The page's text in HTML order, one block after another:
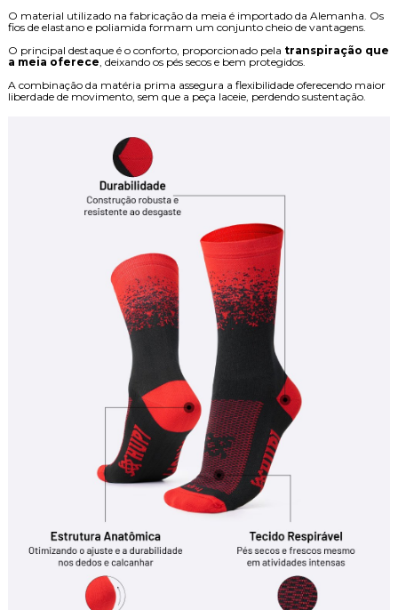
O material utilizado na fabricação da meia é importado da Alemanha. Os
fios de elastano e poliamida formam um conjunto cheio de vantagens.
O principal destaque é o conforto, proporcionado pela transpiração que
a meia oferece , deixando os pés secos e bem protegidos.
A combinação da matéria prima assegura a flexibilidade oferecendo maior
liberdade de movimento, sem que a peça laceie, perdendo sustentação.